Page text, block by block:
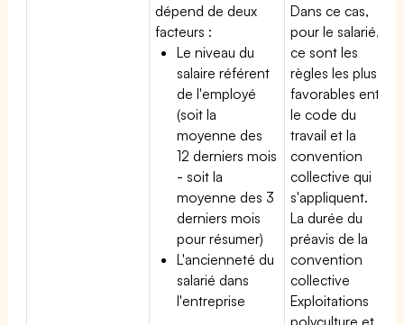
dépend de deux
facteurs :
Le niveau du
salaire référent
de l'employé
(soit la
moyenne des
12 derniers mois
- soit la
moyenne des 3
derniers mois
pour résumer)
L'ancienneté du
salarié dans
l'entreprise
Dans ce cas,
pour le salarié,
ce sont les
règles les plus
favorables entre
le code du
travail et la
convention
collective qui
s'appliquent.
La durée du
préavis de la
convention
collective
Exploitations
polyculture et